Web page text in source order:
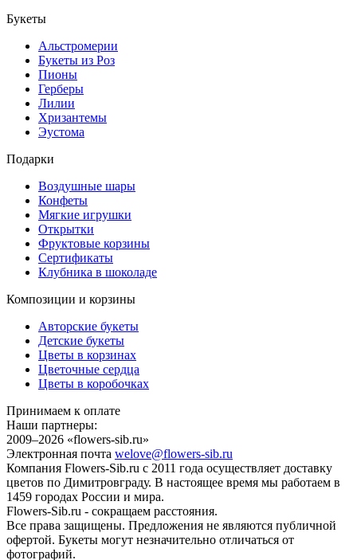
Букеты
Альстромерии
Букеты из Роз
Пионы
Герберы
Лилии
Хризантемы
Эустома
Подарки
Воздушные шары
Конфеты
Мягкие игрушки
Открытки
Фруктовые корзины
Сертификаты
Клубника в шоколаде
Композиции и корзины
Авторские букеты
Детские букеты
Цветы в корзинах
Цветочные сердца
Цветы в коробочках
Принимаем к оплате
Наши партнеры:
2009–2026 «flowers-sib.ru»
Электронная почта welove@flowers-sib.ru
Компания Flowers-Sib.ru с 2011 года осуществляет доставку
цветов по Димитровграду. В настоящее время мы работаем в
1459 городах России и мира.
Flowers-Sib.ru - сокращаем расстояния.
Все права защищены. Предложения не являются публичной
офертой. Букеты могут незначительно отличаться от
фотографий.